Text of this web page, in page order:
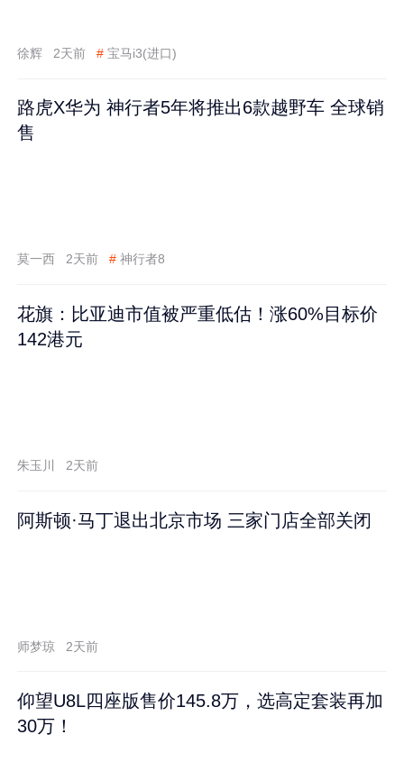
徐辉 2天前 # 宝马i3(进口)
路虎X华为 神行者5年将推出6款越野车 全球销
售
莫一西 2天前 # 神行者8
花旗：比亚迪市值被严重低估！涨60%目标价
142港元
朱玉川 2天前
阿斯顿·马丁退出北京市场 三家门店全部关闭
师梦琼 2天前
仰望U8L四座版售价145.8万，选高定套装再加
30万！